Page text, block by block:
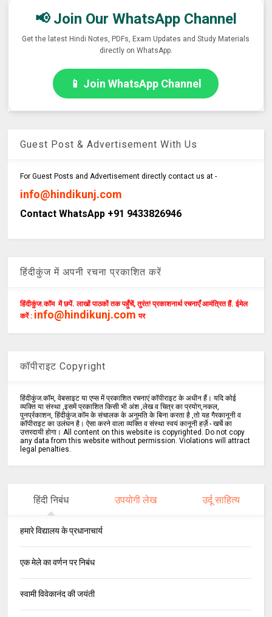
📢 Join Our WhatsApp Channel
Get the latest Hindi Notes, PDFs, Exam Updates and Study Materials
directly on WhatsApp.
📱 Join WhatsApp Channel
Guest Post & Advertisement With Us
For Guest Posts and Advertisement directly contact us at -
info@hindikunj.com
Contact WhatsApp +91 9433826946
हिंदीकुंज में अपनी रचना प्रकाशित करें
हिंदीकुंज.कॉम में छपें. लाखों पाठकों तक पहुँचें, तुरंत! प्रकाशनार्थ रचनाएँ आमंत्रित हैं. ईमेल
करें : info@hindikunj.com पर
कॉपीराइट Copyright
हिंदीकुंज.कॉम, वेबसाइट या एप्स में प्रकाशित रचनाएं कॉपीराइट के अधीन हैं। यदि कोई
व्यक्ति या संस्था ,इसमें प्रकाशित किसी भी अंश ,लेख व चित्र का प्रयोग,नकल,
पुनर्प्रकाशन, हिंदीकुंज.कॉम के संचालक के अनुमति के बिना करता है ,तो यह गैरकानूनी व
कॉपीराइट का उलंघन है। ऐसा करने वाला व्यक्ति व संस्था स्वयं कानूनी हर्ज़े - खर्चे का
उत्तरदायी होगा। All content on this website is copyrighted. Do not copy
any data from this website without permission. Violations will attract
legal penalties.
हिंदी निबंध उपयोगी लेख उर्दू साहित्य
हमारे विद्यालय के प्रधानाचार्य
एक मेले का वर्णन पर निबंध
स्वामी विवेकानंद की जयंती